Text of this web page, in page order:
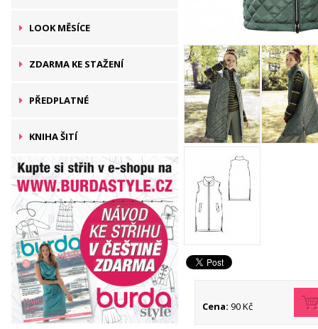
LOOK MĚSÍCE
ZDARMA KE STAŽENÍ
PŘEDPLATNÉ
KNIHA ŠITÍ
Cena: 90 Kč